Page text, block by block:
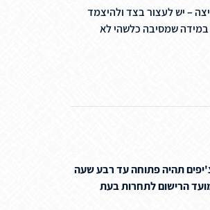
– יש לעצור בצד ולהיצמד
להמשיך מאותה הנקודה במידה שמסיבה כלשהי לא
תהיה פתוחה עד רבע שעה
לאחר התחרות יחוייב ב-70 ש"ח אשר נשמרו כפיקדון במועד הרישום לתחרות בעת